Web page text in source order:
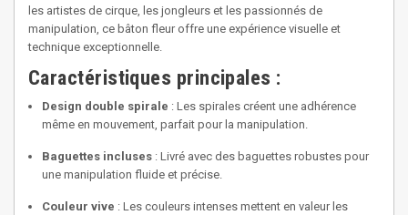
les artistes de cirque, les jongleurs et les passionnés de
manipulation, ce bâton fleur offre une expérience visuelle et
technique exceptionnelle.
Caractéristiques principales :
Design double spirale : Les spirales créent une adhérence
même en mouvement, parfait pour la manipulation.
Baguettes incluses : Livré avec des baguettes robustes pour
une manipulation fluide et précise.
Couleur vive : Les couleurs intenses mettent en valeur les